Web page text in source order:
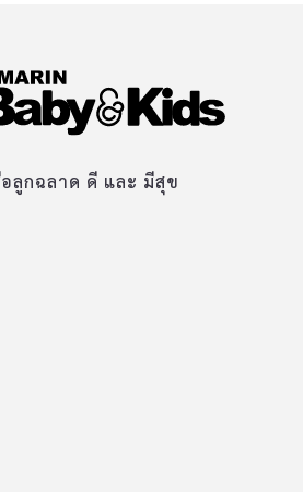
ลูกฉลาด ดี และ มีสุข